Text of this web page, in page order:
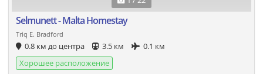
Selmunett - Malta Homestay
Triq E. Bradford
0.8 км до центра 3.5 км
0.1 км
Хорошее расположение